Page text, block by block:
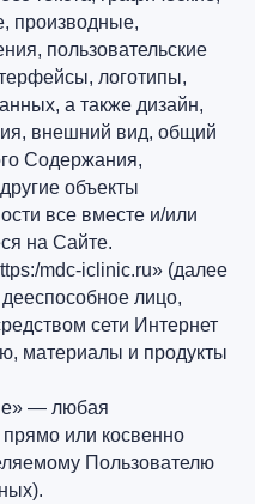
производные,
пользовательские
логотипы,
а также дизайн,
внешний вид, общий
Содержания,
объекты
все вместе и/или
на Сайте.
mdc-iclinic.ru» (далее
лицо,
сети Интернет
материалы и продукты
— любая
или косвенно
Пользователю